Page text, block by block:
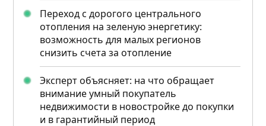
Переход с дорогого центрального
отопления на зеленую энергетику:
возможность для малых регионов
снизить счета за отопление
Эксперт объясняет: на что обращает
внимание умный покупатель
недвижимости в новостройке до покупки
и в гарантийный период